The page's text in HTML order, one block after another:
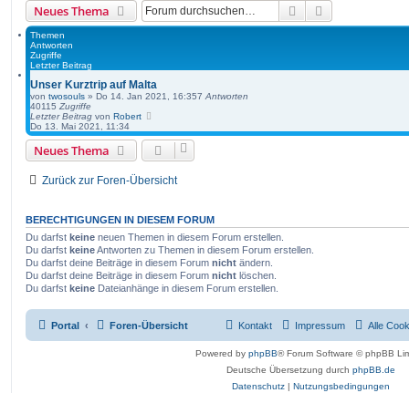
Neues Thema Suche
Themen
Antworten
Zugriffe
Letzter Beitrag
Unser Kurztrip auf Malta
von twosouls » Do 14. Jan 2021, 16:357 Antworten
40115 Zugriffe
Letzter Beitrag von Robert
Do 13. Mai 2021, 11:34
Neues Thema
Zurück zur Foren-Übersicht
BERECHTIGUNGEN IN DIESEM FORUM
Du darfst keine neuen Themen in diesem Forum erstellen.
Du darfst keineAntworten zu Themen in diesem Forum erstellen.
Du darfst deine Beiträge in diesem Forum nicht ändern.
Du darfst deine Beiträge in diesem Forum nicht löschen.
Du darfst keine Dateianhänge in diesem Forum erstellen.
Portal Foren-Übersicht Alle
Impressum
Kontakt
Powered by phpBB® Forum Software © phpBB
Deutsche Übersetzung durch phpBB.de
Datenschutz | Nutzungsbedingungen